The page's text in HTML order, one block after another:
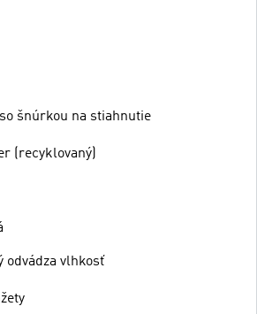
šnúrkou na stiahnutie
(recyklovaný)
odvádza vlhkosť